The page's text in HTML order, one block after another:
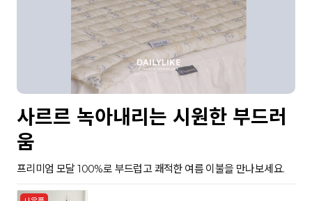
사르르 녹아내리는 시원한 부드러
움
프리미엄 모달 100%로 부드럽고 쾌적한 여름 이불을 만나보세요.